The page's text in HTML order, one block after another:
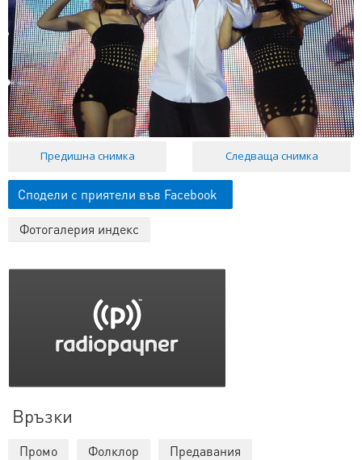
Предишна снимка Следваща снимка
Сподели с приятели във Facebook
Фотогалерия индекс
Връзки
Промо Фолклор
Предавания